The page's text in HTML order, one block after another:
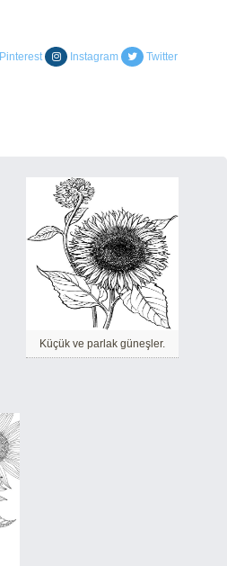
Pinterest Instagram Twitter
Küçük ve parlak güneşler.